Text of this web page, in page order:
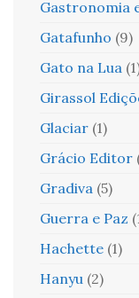
Gastronomia
Gatafunho (9)
Gato na Lua
Girassol
Glaciar (1)
Grácio Editor
Gradiva (5)
Guerra e Paz
Hachette (1)
Hanyu (2)